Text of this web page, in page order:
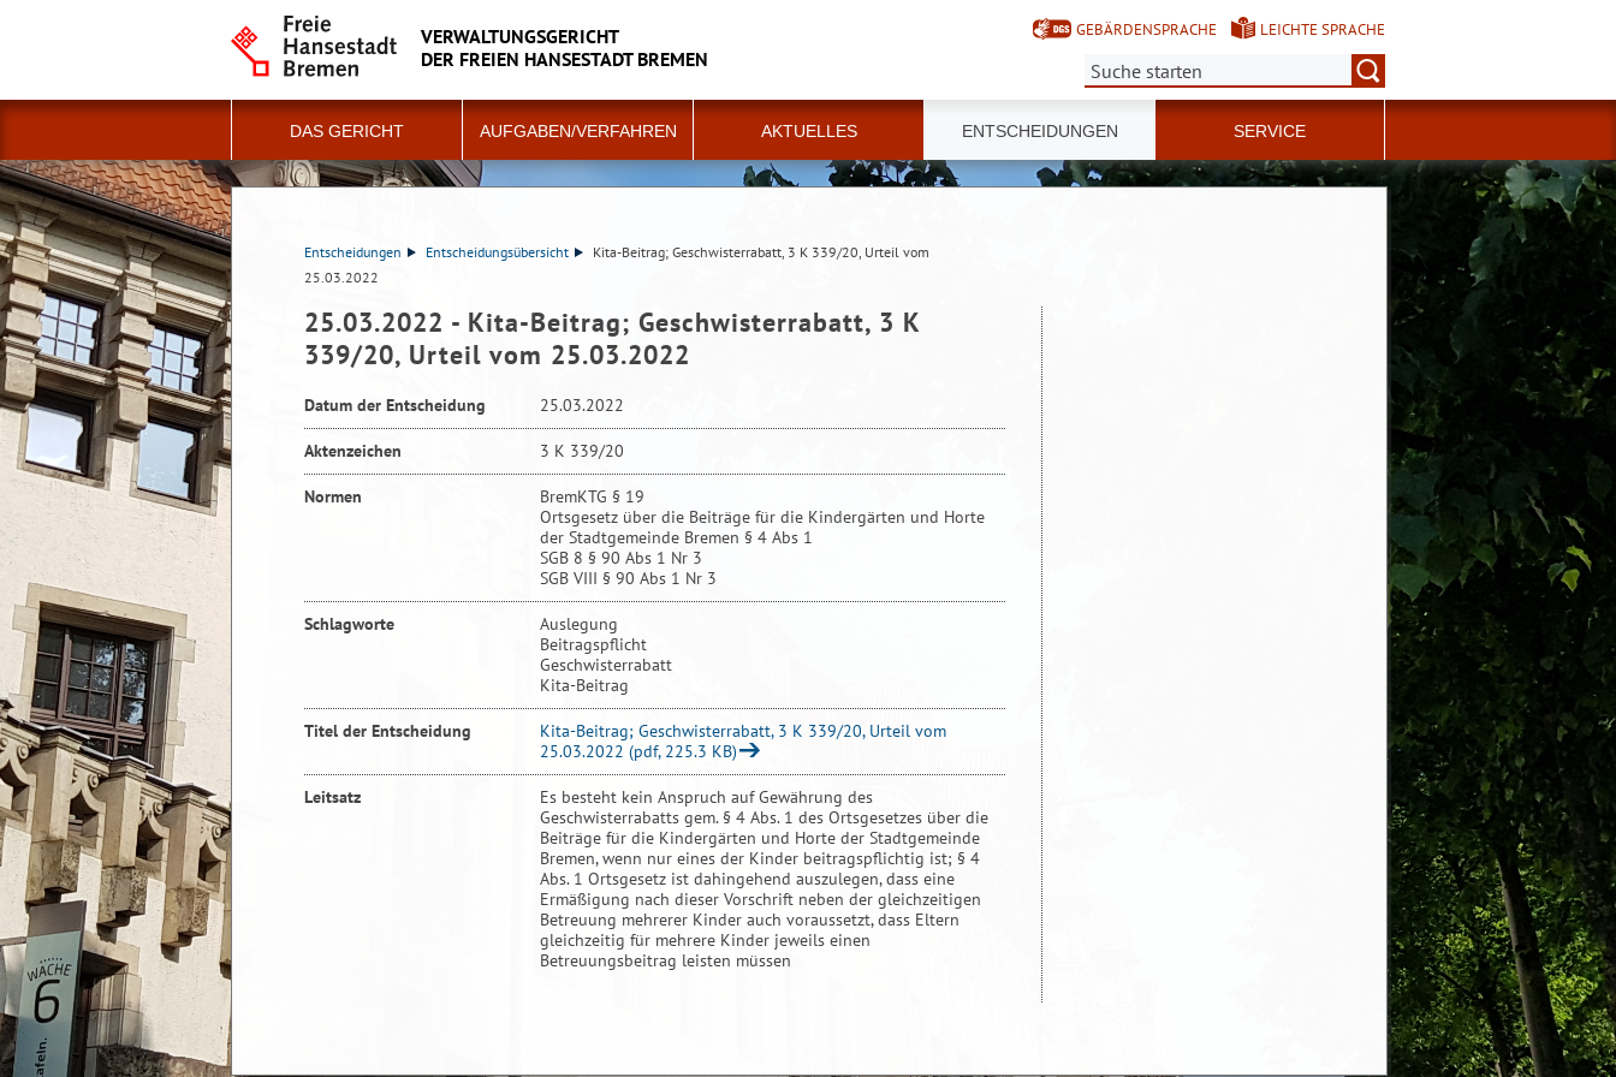
VERWALTUNGSGERICHT
DER FREIEN HANSESTADT BREMEN
GEBÄRDENSPRACHE
LEICHTE SPRACHE
Suche:
DAS GERICHT AUFGABEN/VERFAHREN AKTUELLES ENTSCHEIDUNGEN SERVICE
Entscheidungen Entscheidungsübersicht
Kita-Beitrag; Geschwisterrabatt, 3 K 339/20, Urteil vom
25.03.2022
25.03.2022 - Kita-Beitrag; Geschwisterrabatt, 3 K
339/20, Urteil vom 25.03.2022
Datum der Entscheidung 25.03.2022
Aktenzeichen 3 K 339/20
Normen
BremKTG § 19
Ortsgesetz über die Beiträge für die Kindergärten und Horte
der Stadtgemeinde Bremen § 4 Abs 1
SGB 8 § 90 Abs 1 Nr 3
SGB VIII § 90 Abs 1 Nr 3
Schlagworte
Auslegung
Beitragspflicht
Geschwisterrabatt
Kita-Beitrag
Titel der Entscheidung
Kita-Beitrag; Geschwisterrabatt, 3 K 339/20, Urteil vom
25.03.2022 (pdf, 225.3 KB)
Leitsatz
Es besteht kein Anspruch auf Gewährung des
Geschwisterrabatts gem. § 4 Abs. 1 des Ortsgesetzes über die
Beiträge für die Kindergärten und Horte der Stadtgemeinde
Bremen, wenn nur eines der Kinder beitragspflichtig ist; § 4
Abs. 1 Ortsgesetz ist dahingehend auszulegen, dass eine
Ermäßigung nach dieser Vorschrift neben der gleichzeitigen
Betreuung mehrerer Kinder auch voraussetzt, dass Eltern
gleichzeitig für mehrere Kinder jeweils einen
Betreuungsbeitrag leisten müssen